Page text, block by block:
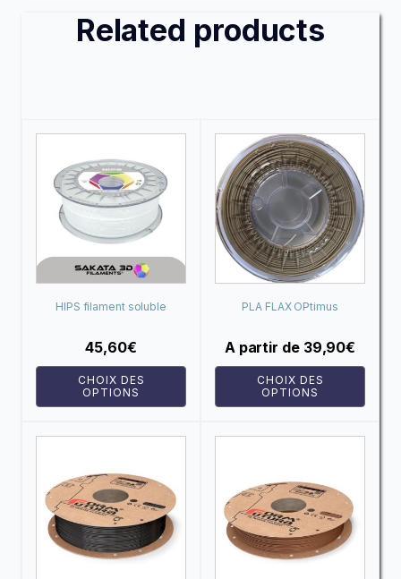
Related products
HIPS filament soluble
45,60€
CHOIX DES
OPTIONS
produit
plusieurs
variations.
Les
peuvent
choisies
sur
page
du
PLA FLAX OPtimus
A partir de 39,90€
CHOIX DES
OPTIONS
produit
a
plusieurs
variations.
Les
options
peuvent
choisies
sur
page
du